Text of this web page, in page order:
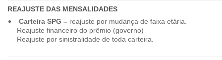
REAJUSTE DAS MENSALIDADES
Carteira SPG –reajuste por mudança de faixa etária.
Reajuste financeiro do prêmio (governo)
Reajuste por sinistralidade de toda carteira.